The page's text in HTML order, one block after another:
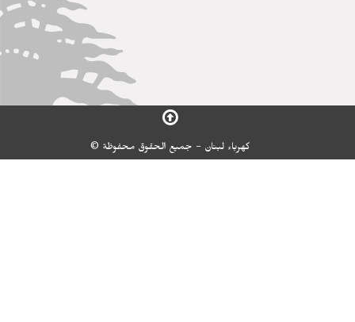
كهرباء لبنان - جميع الحقوق محفوظة ©